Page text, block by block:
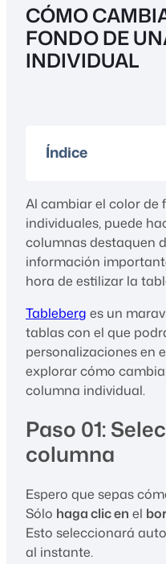
CÓMO
FONDO DE
INDIVIDUAL
Índice
Al cambiar el color de
individuales, puede
columnas destaquen
información
hora de estilizar la
Tableberg es un
tablas con el que
personalizaciones en
explorar cómo
columna individual.
Paso 01:
columna
Espero que sepas
Sólo haga clic en el
Esto seleccionará
al instante.